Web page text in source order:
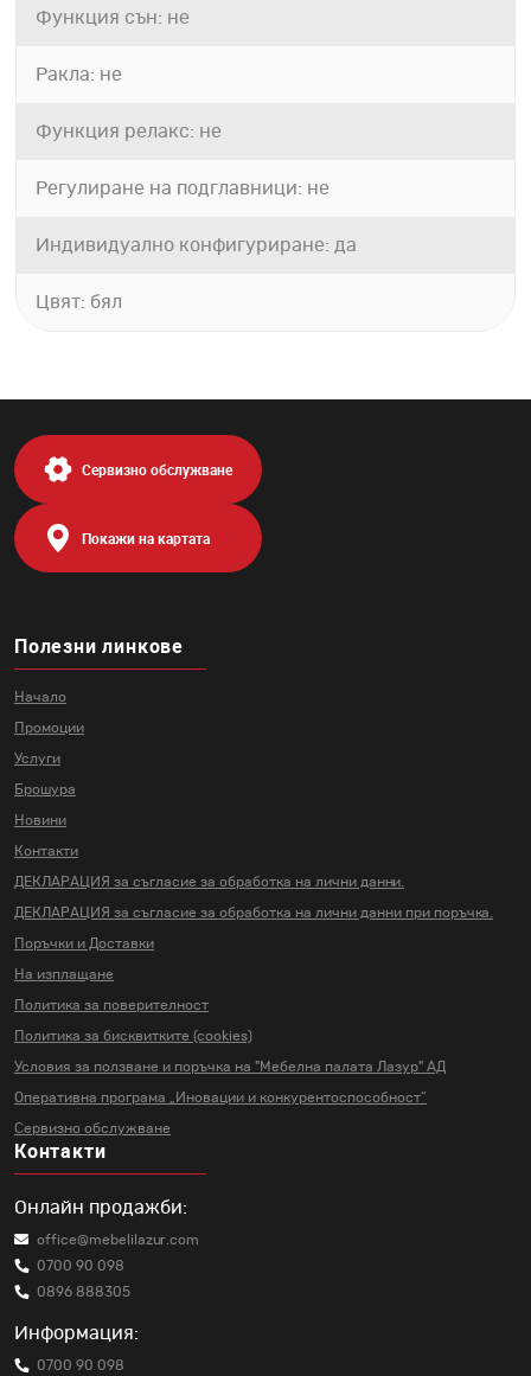
Функция сън: не
Ракла: не
Функция релакс: не
Регулиране на подглавници: не
Индивидуално конфигуриране: да
Цвят: бял
Полезни линкове
Начало
Промоции
Услуги
Брошура
Новини
Контакти
ДЕКЛАРАЦИЯ за съгласие за обработка на лични данни.
ДЕКЛАРАЦИЯ за съгласие за обработка на лични данни при поръчка.
Поръчки и Доставки
На изплащане
Политика за поверителност
Политика за бисквитките (cookies)
Условия за ползване и поръчка на "Мебелна палата Лазур" АД
Оперативна програма „Иновации и конкурентоспособност“
Сервизно обслужване
Контакти
Онлайн продажби:
office@mebelilazur.com
0700 90 098
0896 888305
Информация:
0700 90 098
Сервизно обслужване
Покажи на картата